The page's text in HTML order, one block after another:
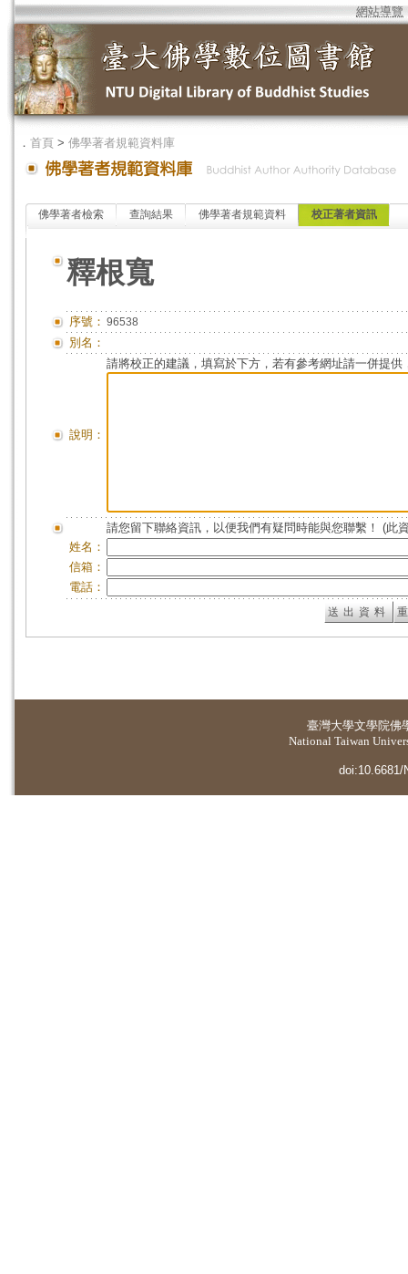
網站導覽
． 首頁 > 佛學著者規範資料庫
佛學著者檢索 查詢結果 佛學著者規範資料 校正著者資訊
釋根寬
序號： 96538
別名：
說明：
請將校正的建議，填寫於下方，若有參考網址請一併提供
請您留下聯絡資訊，以便我們有疑問時能與您聯繫！ (此
姓名：
信箱：
電話：
臺灣大學文學院佛
National Taiwan
doi:10.6681/